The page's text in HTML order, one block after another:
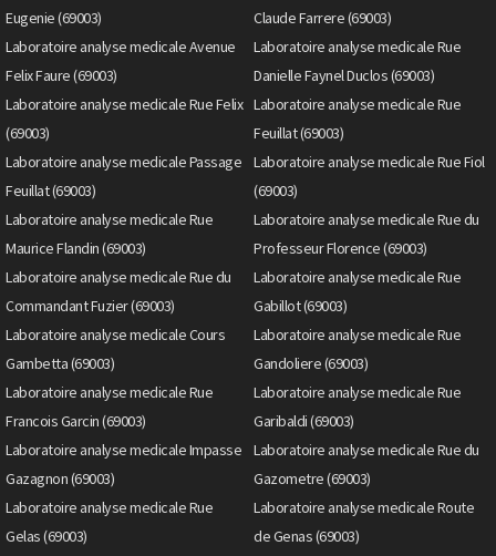
Eugenie (69003)
Claude Farrere (69003)
Laboratoire analyse medicale Avenue
Felix Faure (69003)
Laboratoire analyse medicale Rue
Danielle Faynel Duclos (69003)
Laboratoire analyse medicale Rue Felix
(69003)
Laboratoire analyse medicale Rue
Feuillat (69003)
Laboratoire analyse medicale Passage
Feuillat (69003)
Laboratoire analyse medicale Rue Fiol
(69003)
Laboratoire analyse medicale Rue
Maurice Flandin (69003)
Laboratoire analyse medicale Rue du
Professeur Florence (69003)
Laboratoire analyse medicale Rue du
Commandant Fuzier (69003)
Laboratoire analyse medicale Rue
Gabillot (69003)
Laboratoire analyse medicale Cours
Gambetta (69003)
Laboratoire analyse medicale Rue
Gandoliere (69003)
Laboratoire analyse medicale Rue
Francois Garcin (69003)
Laboratoire analyse medicale Rue
Garibaldi (69003)
Laboratoire analyse medicale Impasse
Gazagnon (69003)
Laboratoire analyse medicale Rue du
Gazometre (69003)
Laboratoire analyse medicale Rue
Gelas (69003)
Laboratoire analyse medicale Route
de Genas (69003)